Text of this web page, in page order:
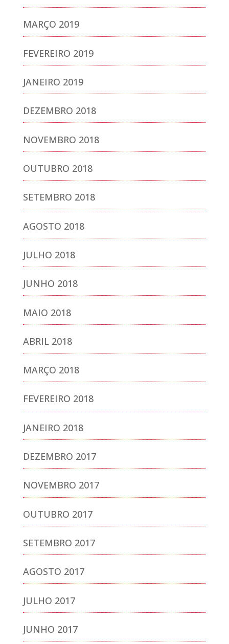
MARÇO 2019
FEVEREIRO 2019
JANEIRO 2019
DEZEMBRO 2018
NOVEMBRO 2018
OUTUBRO 2018
SETEMBRO 2018
AGOSTO 2018
JULHO 2018
JUNHO 2018
MAIO 2018
ABRIL 2018
MARÇO 2018
FEVEREIRO 2018
JANEIRO 2018
DEZEMBRO 2017
NOVEMBRO 2017
OUTUBRO 2017
SETEMBRO 2017
AGOSTO 2017
JULHO 2017
JUNHO 2017